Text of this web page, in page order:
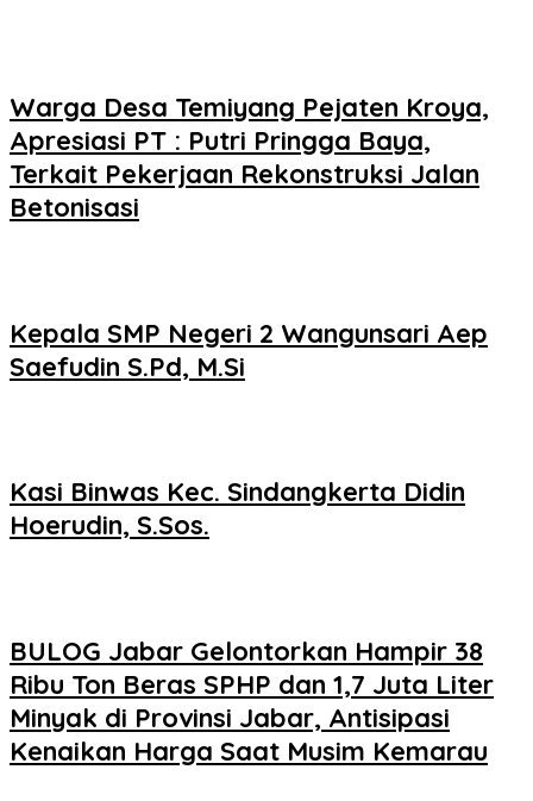
Warga Desa Temiyang Pejaten Kroya,
Apresiasi PT : Putri Pringga Baya,
Terkait Pekerjaan Rekonstruksi Jalan
Betonisasi
Kepala SMP Negeri 2 Wangunsari Aep
Saefudin S.Pd, M.Si
Kasi Binwas Kec. Sindangkerta Didin
Hoerudin, S.Sos.
BULOG Jabar Gelontorkan Hampir 38
Ribu Ton Beras SPHP dan 1,7 Juta Liter
Minyak di Provinsi Jabar, Antisipasi
Kenaikan Harga Saat Musim Kemarau